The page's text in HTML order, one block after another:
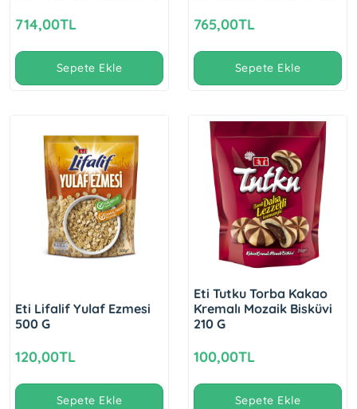
714,00TL
Sepete Ekle
765,00TL
Sepete Ekle
Eti Lifalif Yulaf Ezmesi
500 G
120,00TL
Sepete Ekle
Eti Tutku Torba Kakao
Kremalı Mozaik Bisküvi
210 G
100,00TL
Sepete Ekle